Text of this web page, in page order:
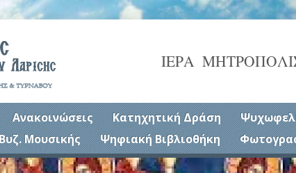
ΙΕΡΑ
Ανακοινώσεις Κατηχητική Δράση
Μουσικής Ψηφιακή Βιβλιοθήκη